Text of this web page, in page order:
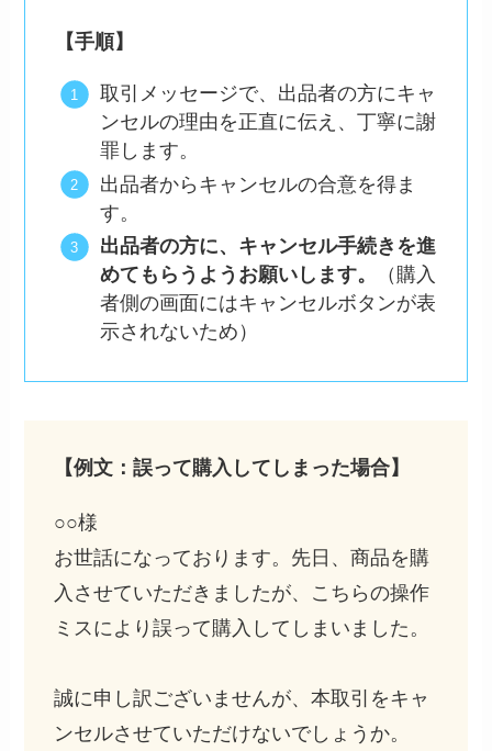
【手順】
取引メッセージで、出品者の方にキャ
ンセルの理由を正直に伝え、丁寧に謝
罪します。
出品者からキャンセルの合意を得ま
す。
出品者の方に、キャンセル手続きを進
めてもらうようお願いします。
（購入
者側の画面にはキャンセルボタンが表
示されないため）
【例文：誤って購入してしまった場合】
○○様
お世話になっております。先日、商品を購
入させていただきましたが、こちらの操作
ミスにより誤って購入してしまいました。
誠に申し訳ございませんが、本取引をキャ
ンセルさせていただけないでしょうか。